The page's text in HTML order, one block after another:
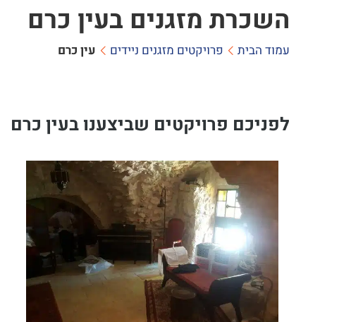
השכרת מזגנים בעין כרם
עמוד הבית פרויקטים מזגנים ניידים עין כרם
לפניכם פרויקטים שביצענו בעין כרם